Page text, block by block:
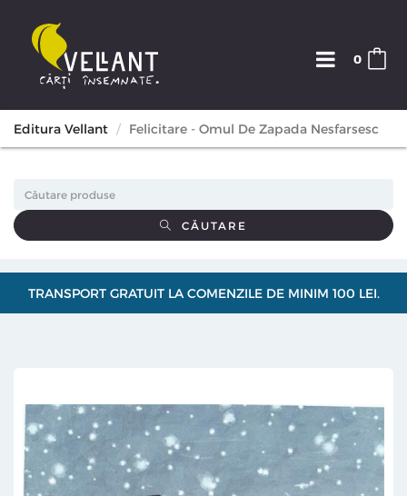
0
Editura Vellant Felicitare - Omul De Zapada Nesfarsesc
CĂUTARE
TRANSPORT GRATUIT LA COMENZILE DE MINIM 100 LEI.